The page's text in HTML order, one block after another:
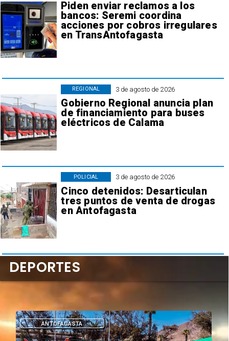
Piden enviar reclamos a los
bancos: Seremi coordina
acciones por cobros irregulares
en TransAntofagasta
3 de agosto de 2026
Gobierno Regional anuncia plan
de financiamiento para buses
eléctricos de Calama
REGIONAL
3 de agosto de 2026
Cinco detenidos: Desarticulan
tres puntos de venta de drogas
en Antofagasta
POLICIAL
DEPORTES
DEPORTES